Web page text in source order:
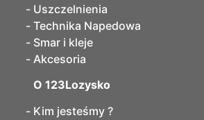
Uszczelnienia
Technika Napedowa
Smar i kleje
Akcesoria
O 123Lozysko
Kim jesteśmy ?